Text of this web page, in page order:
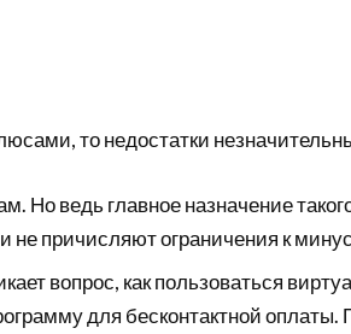
то недостатки
ведь главное назначение
не причисляют ограничения к
вопрос, как пользоваться
для бесконтактной